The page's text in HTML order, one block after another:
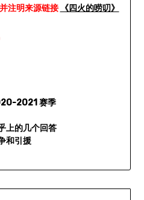
注明来源链接
《四火的唠叨》
2021 赛季
上的几个回答
和引援